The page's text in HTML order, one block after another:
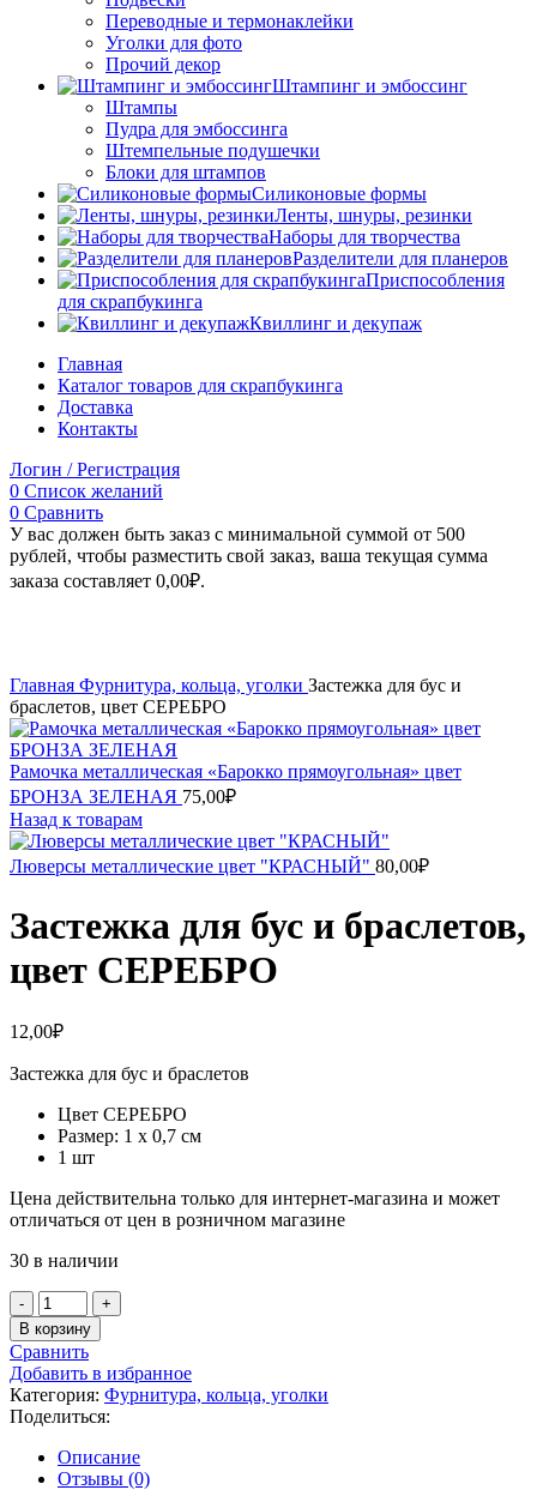
Переводные и термонаклейки
Уголки для фото
Прочий декор
Штампинг и эмбоссинг
Штампы
Пудра для эмбоссинга
Штемпельные подушечки
Блоки для штампов
Силиконовые формы
Ленты, шнуры, резинки
Наборы для творчества
Разделители для планеров
Приспособления
для скрапбукинга
Квиллинг и декупаж
Главная
Каталог товаров для скрапбукинга
Доставка
Контакты
Логин / Регистрация
0 Список желаний
0 Сравнить
У вас должен быть заказ с минимальной суммой от 500
рублей, чтобы разместить свой заказ, ваша текущая сумма
заказа составляет 0,00₽.
Главная Фурнитура, кольца, уголки Застежка для бус и
браслетов, цвет СЕРЕБРО
Рамочка металлическая «Барокко прямоугольная» цвет
БРОНЗА ЗЕЛЕНАЯ 75,00₽
Назад к товарам
Люверсы металлические цвет "КРАСНЫЙ" 80,00₽
Застежка для бус и браслетов,
цвет СЕРЕБРО
12,00₽
Застежка для бус и браслетов
Цвет СЕРЕБРО
Размер: 1 х 0,7 см
1 шт
Цена действительна только для интернет-магазина и может
отличаться от цен в розничном магазине
30 в наличии
Количество
товара
Застежка
для
бус
и
браслетов,
цвет
СЕРЕБРО
В корзину
Сравнить
Добавить в избранное
Категория: Фурнитура, кольца, уголки
Поделиться:
Описание
Отзывы (0)